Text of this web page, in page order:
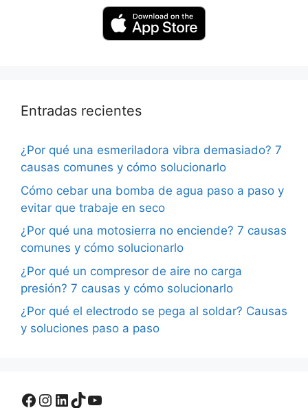
Entradas recientes
¿Por qué una esmeriladora vibra demasiado? 7
causas comunes y cómo solucionarlo
Cómo cebar una bomba de agua paso a paso y
evitar que trabaje en seco
¿Por qué una motosierra no enciende? 7 causas
comunes y cómo solucionarlo
¿Por qué un compresor de aire no carga
presión? 7 causas y cómo solucionarlo
¿Por qué el electrodo se pega al soldar? Causas
y soluciones paso a paso
Facebook
Instagram
LinkedIn
TikTok
YouTube